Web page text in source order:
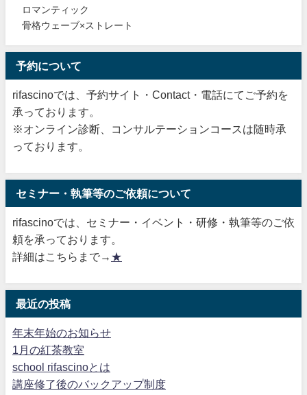
ロマンティック
骨格ウェーブ×ストレート
予約について
rifascinoでは、予約サイト・Contact・電話にてご予約を
承っております。
※オンライン診断、コンサルテーションコースは随時承
っております。
セミナー・執筆等のご依頼について
rifascinoでは、セミナー・イベント・研修・執筆等のご依
頼を承っております。
詳細はこちらまで→ ★
最近の投稿
年末年始のお知らせ
1月の紅茶教室
school rifascinoとは
講座修了後のバックアップ制度